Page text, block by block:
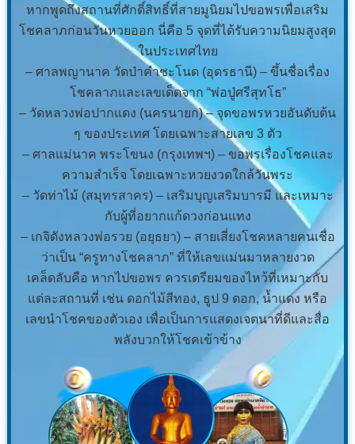
หากพูดถึงสถานที่ศักดิ์สิทธิ์ที่สายมูนิยมไปขอพรเพื่อเสริม
โชคลาภก่อนวันหวยออก นี่คือ 5 จุดที่ได้รับความนิยมสูงสุด
ในประเทศไทย
– ศาลพญานาค วัดป่าคำชะโนด (อุดรธานี) – ขึ้นชื่อเรื่อง
โชคลาภและเลขเด็ดจาก “พ่อปู่ศรีสุทโธ”
– วัดหลวงพ่อปากแดง (นครนายก) – จุดขอพรหวยอันดับต้น
ๆ ของประเทศ โดยเฉพาะสายเลข 3 ตัว
– ศาลแม่นาค พระโขนง (กรุงเทพฯ) – ขอพรเรื่องโชคและ
ความสำเร็จ โดยเฉพาะหวยงวดใกล้วันพระ
– วัดท่าไม้ (สมุทรสาคร) – เสริมบุญเสริมบารมี และเหมาะ
กับผู้ที่อยากแก้ดวงก่อนแทง
– เกจิดังหลวงพ่อรวย (อยุธยา) – สายเสี่ยงโชคหลายคนเชื่อ
ว่าเป็น “ครูทางโชคลาภ” ที่ให้เลขแม่นมาหลายงวด
เคล็ดลับคือ หากไปขอพร ควรเตรียมของไหว้ที่เหมาะกับ
แต่ละสถานที่ เช่น ดอกไม้สีทอง, ธูป 9 ดอก, น้ำแดง หรือ
เลขนำโชคของตัวเอง เพื่อเป็นการแสดงเจตนาที่ดีและสื่อ
พลังบวกให้โชคเข้าข้าง